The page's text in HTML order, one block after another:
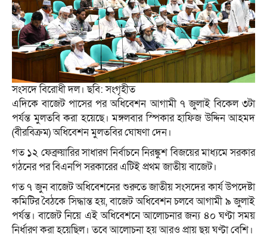
সংসদে বিরোধী দল। ছবি: সংগৃহীত
এদিকে বাজেট পাসের পর অধিবেশন আগামী ৭ জুলাই বিকেল ৩টা
পর্যন্ত মুলতবি করা হয়েছে। মঙ্গলবার স্পিকার হাফিজ উদ্দিন আহমদ
(বীরবিক্রম) অধিবেশন মুলতবির ঘোষণা দেন।
গত ১২ ফেব্রুয়ারির সাধারণ নির্বাচনে নিরঙ্কুশ বিজয়ের মাধ্যমে সরকার
গঠনের পর বিএনপি সরকারের এটিই প্রথম জাতীয় বাজেট।
গত ৭ জুন বাজেট অধিবেশনের শুরুতে জাতীয় সংসদের কার্য উপদেষ্টা
কমিটির বৈঠকে সিদ্ধান্ত হয়, বাজেট অধিবেশন চলবে আগামী ৯ জুলাই
পর্যন্ত। বাজেট নিয়ে এই অধিবেশনে আলোচনার জন্য ৪০ ঘণ্টা সময়
নির্ধারণ করা হয়েছিল। তবে আলোচনা হয় আরও প্রায় ছয় ঘণ্টা বেশি।